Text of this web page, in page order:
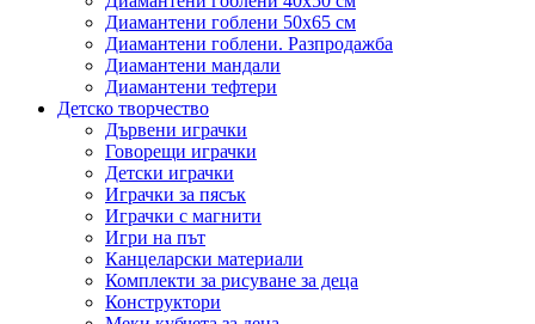
Диамантени гоблени 50x65 см
Диамантени гоблени. Разпродажба
Диамантени мандали
Диамантени тефтери
Детско творчество
Дървени играчки
Говорещи играчки
Детски играчки
Играчки за пясък
Играчки с магнити
Игри на път
Канцеларски материали
Комплекти за рисуване за деца
Конструктори